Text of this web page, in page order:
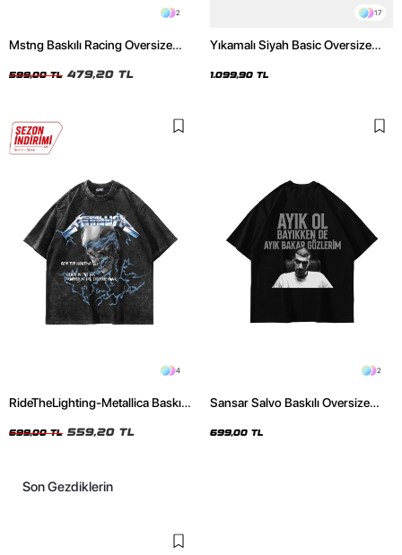
2
Mstng Baskılı Racing Oversize
599,00 TL 479,20 TL
17
Yıkamalı Siyah Basic Oversize
1.099,90 TL
4
RideTheLighting-Metallica Baskılı
Tshirt
699,00 TL 559,20 TL
2
Sansar Salvo Baskılı Oversize
699,00 TL
Son Gezdiklerin